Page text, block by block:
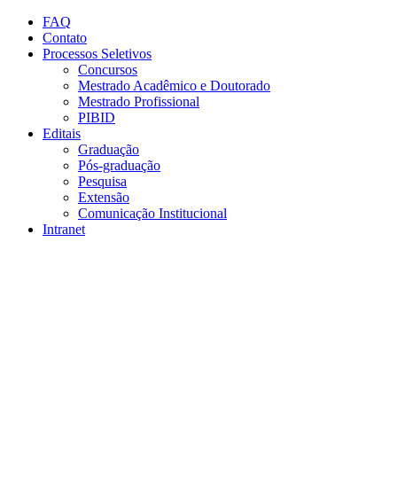
Conteúdo principal
FAQ
Contato
Processos Seletivos
Concursos
Mestrado Acadêmico e Doutorado
Mestrado Profissional
PIBID
Editais
Graduação
Pós-graduação
Pesquisa
Extensão
Comunicação Institucional
Intranet